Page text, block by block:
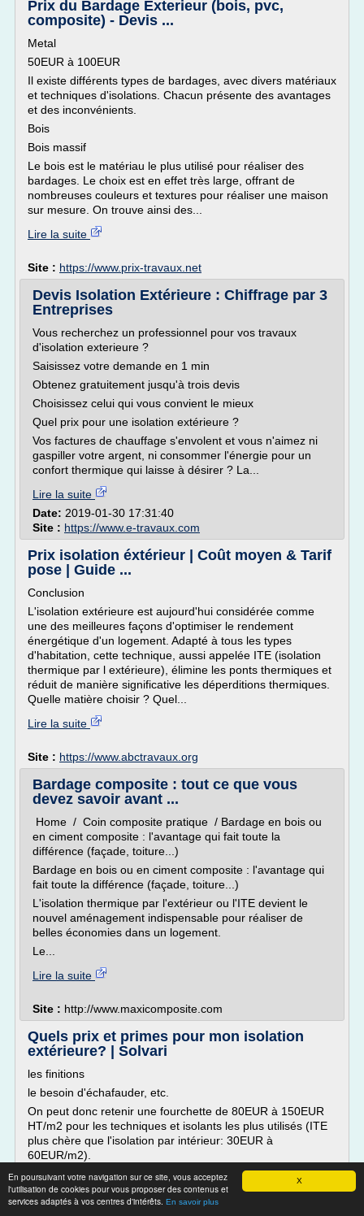
X
En poursuivant votre navigation sur ce site, vous acceptez
l'utilisation de cookies pour vous proposer des contenus et
services adaptés à vos centres d'intérêts. En savoir plus
Prix du Bardage Exterieur (bois, pvc,
composite) - Devis ...
Metal
50EUR à 100EUR
Il existe différents types de bardages, avec divers matériaux
et techniques d'isolations. Chacun présente des avantages
et des inconvénients.
Bois
Bois massif
Le bois est le matériau le plus utilisé pour réaliser des
bardages. Le choix est en effet très large, offrant de
nombreuses couleurs et textures pour réaliser une maison
sur mesure. On trouve ainsi des...
Lire la suite
Site : https://www.prix-travaux.net
Devis Isolation Extérieure : Chiffrage par 3
Entreprises
Vous recherchez un professionnel pour vos travaux
d'isolation exterieure ?
Saisissez votre demande en 1 min
Obtenez gratuitement jusqu'à trois devis
Choisissez celui qui vous convient le mieux
Quel prix pour une isolation extérieure ?
Vos factures de chauffage s'envolent et vous n'aimez ni
gaspiller votre argent, ni consommer l'énergie pour un
confort thermique qui laisse à désirer ? La...
Lire la suite
Date: 2019-01-30 17:31:40
Site : https://www.e-travaux.com
Prix isolation éxtérieur | Coût moyen & Tarif
pose | Guide ...
Conclusion
L'isolation extérieure est aujourd'hui considérée comme
une des meilleures façons d'optimiser le rendement
énergétique d'un logement. Adapté à tous les types
d'habitation, cette technique, aussi appelée ITE (isolation
thermique par l extérieure), élimine les ponts thermiques et
réduit de manière significative les déperditions thermiques.
Quelle matière choisir ? Quel...
Lire la suite
Site : https://www.abctravaux.org
Bardage composite : tout ce que vous
devez savoir avant ...
Home / Coin composite pratique / Bardage en bois ou
en ciment composite : l'avantage qui fait toute la
différence (façade, toiture...)
Bardage en bois ou en ciment composite : l'avantage qui
fait toute la différence (façade, toiture...)
L'isolation thermique par l'extérieur ou l'ITE devient le
nouvel aménagement indispensable pour réaliser de
belles économies dans un logement.
Le...
Lire la suite
Site : http://www.maxicomposite.com
Quels prix et primes pour mon isolation
extérieure? | Solvari
les finitions
le besoin d'échafauder, etc.
On peut donc retenir une fourchette de 80EUR à 150EUR
HT/m2 pour les techniques et isolants les plus utilisés (ITE
plus chère que l'isolation par intérieur: 30EUR à
60EUR/m2).
Prix d'une isolation murale extérieure pour une maison de
100m2, en région wallonne, avec 15 m2 de surface vitrée et
un dispositif de chauffage de + de 15 ans...